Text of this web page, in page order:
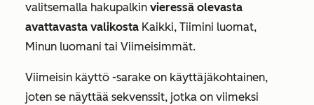
valitsemalla hakupalkin vieressä olevasta
avattavasta valikosta Kaikki, Tiimini luomat,
Minun luomani tai Viimeisimmät.
Viimeisin käyttö -sarake on käyttäjäkohtainen,
joten se näyttää sekvenssit, jotka on viimeksi